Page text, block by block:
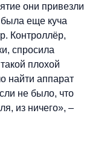
они привезли
еще куча
Контроллёр,
спросила
плохой
найти аппарат
не было, что
из ничего», –